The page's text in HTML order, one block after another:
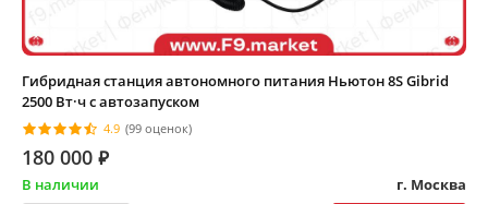
Гибридная станция автономного питания Ньютон 8S Gibrid
2500 Вт·ч с автозапуском
4.9 (99 оценок)
180 000 ⃏
В наличии г. Москва